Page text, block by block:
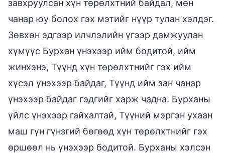
завхруулсан хүн төрөлхтний байдал, мөн
чанар юу болох гэх мэтийг нүүр тулан хэлдэг.
Зөвхөн эдгээр илчлэлийн үгээр дамжуулан
хүмүүс Бурхан үнэхээр ийм бодитой, ийм
жинхэнэ, Түүнд хүн төрөлхтнийг гэх ийм
хүсэл үнэхээр байдаг, Түүнд ийм зан чанар
үнэхээр байдаг гэдгийг харж чадна. Бурханы
үйлс үнэхээр гайхалтай, Түүний мэргэн ухаан
маш гүн гүнзгий бөгөөд хүн төрөлхтнийг гэх
өршөөл нь үнэхээр бодитой. Бурханы хэлсэн